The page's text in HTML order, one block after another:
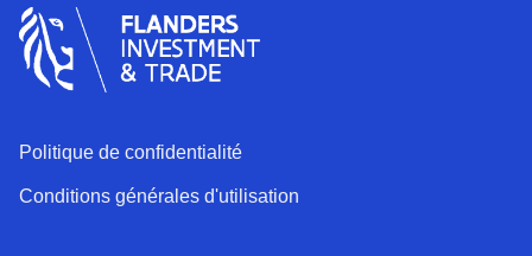
Politique de confidentialité
Conditions générales d'utilisation